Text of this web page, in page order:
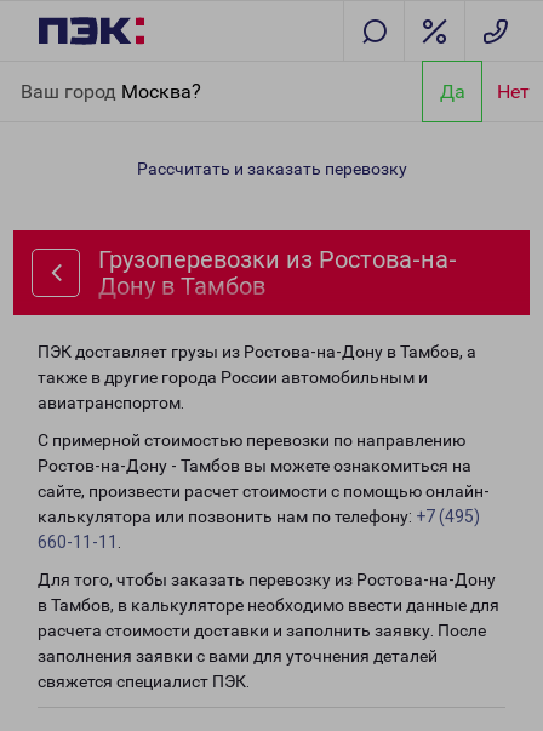
Ваш город Москва? Да Нет
Тамбов
Рассчитать и заказать перевозку
Грузоперевозки из Ростова-на-
Дону в Тамбов
ПЭК доставляет грузы из Ростова-на-Дону в Тамбов, а
также в другие города России автомобильным и
авиатранспортом.
С примерной стоимостью перевозки по направлению
Ростов-на-Дону - Тамбов вы можете ознакомиться на
сайте, произвести расчет стоимости с помощью онлайн-
калькулятора или позвонить нам по телефону: +7 (495)
660-11-11
Для того, чтобы заказать перевозку из Ростова-на-Дону
в Тамбов, в калькуляторе необходимо ввести данные для
расчета стоимости доставки и заполнить заявку. После
заполнения заявки с вами для уточнения деталей
свяжется специалист ПЭК.